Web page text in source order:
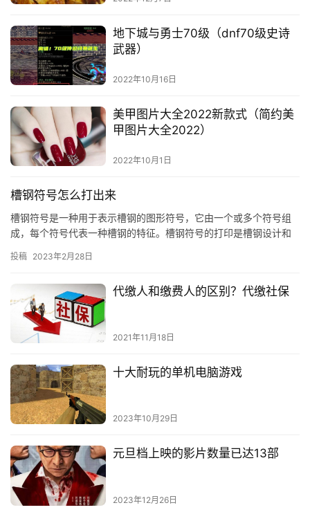
地下城与勇士70级（dnf70级史诗
武器）
2022年10月16日
美甲图片大全2022新款式（简约美
甲图片大全2022）
2022年10月1日
槽钢符号怎么打出来
槽钢符号是一种用于表示槽钢的图形符号，它由一个或多个符号组
成，每个符号代表一种槽钢的特征。槽钢符号的打印是槽钢设计和
投稿 2023年2月28日
代缴人和缴费人的区别？代缴社保
2021年11月18日
十大耐玩的单机电脑游戏
2023年10月29日
元旦档上映的影片数量已达13部
2023年12月26日